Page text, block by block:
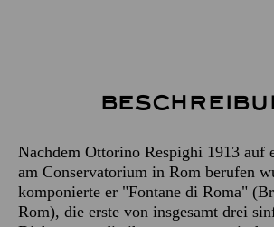
Nachdem Ottorino Respighi 1913 auf
am Conservatorium in Rom berufen
komponierte er "Fontane di Roma"
Rom), die erste von insgesamt drei